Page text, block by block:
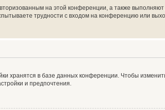
на этой конференции, а также
трудности с входом на конференцию или
хранятся в базе данных конференции. Чтобы
и предпочтения.